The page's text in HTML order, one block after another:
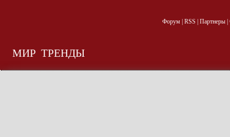
Форум| RSS Партнеры|
МИР ТРЕНДЫ